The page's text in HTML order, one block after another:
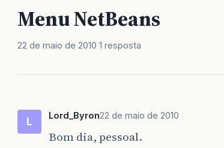
Menu NetBeans
22 de maio de 2010 1 resposta
L Lord_Byron22 de maio de 2010
Bom dia, pessoal.